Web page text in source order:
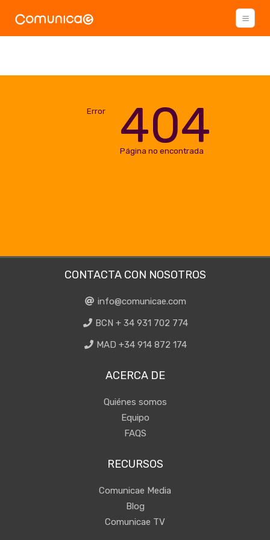
Error 404
Página no encontrada
CONTACTA CON NOSOTROS
info@comunicae.com
BCN + 34 931 702 774
MAD +34 914 872 174
ACERCA DE
Quiénes somos
Equipo
FAQS
RECURSOS
Comunicae Media
Blog
Comunicae TV